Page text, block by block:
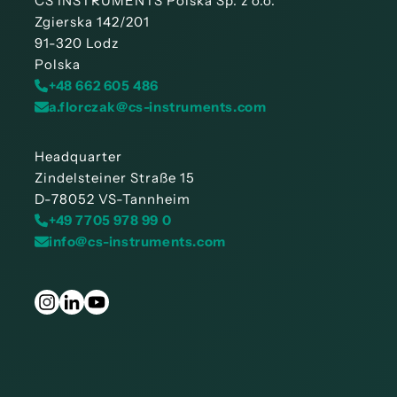
Zgierska 142/201
91-320 Lodz
Polska
+48 662 605 486
a.florczak@cs-instruments.com
Headquarter
Zindelsteiner Straße 15
D-78052 VS-Tannheim
+49 7705 978 99 0
info@cs-instruments.com